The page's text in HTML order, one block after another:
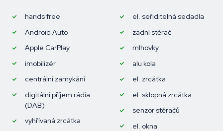
hands free
Android Auto
Apple CarPlay
imobilizér
centrální zamykání
digitální příjem rádia
(DAB)
vyhřívaná zrcátka
el. seřiditelná sedadla
zadní stěrač
mlhovky
alu kola
el. zrcátka
el. sklopná zrcátka
senzor stěračů
el. okna